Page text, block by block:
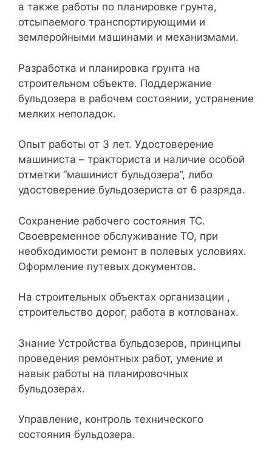
а также работы по планировке грунта,
отсыпаемого транспортирующими и
землеройными машинами и механизмами.
Разработка и планировка грунта на
строительном объекте. Поддержание
бульдозера в рабочем состоянии, устранение
мелких неполадок.
Опыт работы от 3 лет. Удостоверение
машиниста – тракториста и наличие особой
отметки “машинист бульдозера”, либо
удостоверение бульдозериста от 6 разряда.
Сохранение рабочего состояния ТС.
Своевременное обслуживание ТО, при
необходимости ремонт в полевых условиях.
Оформление путевых документов.
На строительных объектах организации ,
строительство дорог, работа в котлованах.
Знание Устройства бульдозеров, принципы
проведения ремонтных работ, умение и
навык работы на планировочных
бульдозерах.
Управление, контроль технического
состояния бульдозера.